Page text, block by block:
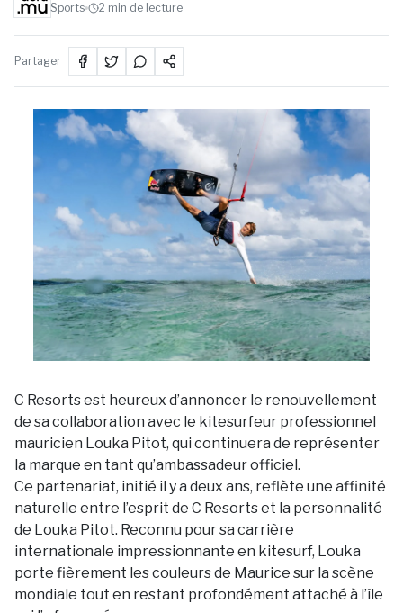
Sports 2 min de lecture
Partager
C Resorts est heureux d’annoncer le renouvellement
de sa collaboration avec le kitesurfeur professionnel
mauricien Louka Pitot, qui continuera de représenter
la marque en tant qu’ambassadeur officiel.
Ce partenariat, initié il y a deux ans, reflète une affinité
naturelle entre l’esprit de C Resorts et la personnalité
de Louka Pitot. Reconnu pour sa carrière
internationale impressionnante en kitesurf, Louka
porte fièrement les couleurs de Maurice sur la scène
mondiale tout en restant profondément attaché à l’île